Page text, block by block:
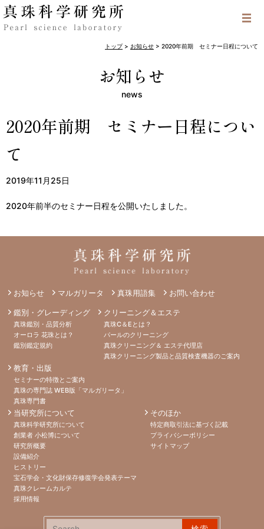
トップ> お知らせ > 2020年前期 セミナー日程について
お知らせ
news
2020年前期 セミナー日程につい
て
2019年11月25日
2020年前半のセミナー日程を公開いたしました。
お知らせ マルガリータ 真珠用語集 お問い合わせ
鑑別・グレーディング
真珠鑑別・品質分析
オーロラ 花珠とは？
鑑別鑑定規約
クリーニング＆エステ
真珠C＆Eとは？
パールのクリーニング
真珠クリーニング＆ エステ代理店
真珠クリーニング製品と品質検査機器のご案内
教育・出版
セミナーの特徴とご案内
真珠の専門誌 WEB版「マルガリータ」
真珠専門書
当研究所について
真珠科学研究所について
創業者 小松博について
研究所概要
設備紹介
ヒストリー
宝石学会・文化財保存修復学会発表テーマ
真珠クレームカルテ
採用情報
そのほか
特定商取引法に基づく記載
プライバシーポリシー
サイトマップ
検索: